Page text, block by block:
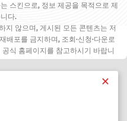
스킨으로, 정보 제공을 목적으로 제
다.
지 않으며, 게시된 모든 콘텐츠는 저
배포를 금지하며, 조회·신청·다운로
식 홈페이지를 참고하시기 바랍니
✕